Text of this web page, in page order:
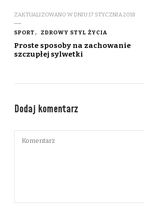
ZAKTUALIZOWANO W DNIU17 STYCZNIA 2018
SPORT ZDROWY STYL ŻYCIA
Proste sposoby na zachowanie
szczupłej sylwetki
Dodaj komentarz